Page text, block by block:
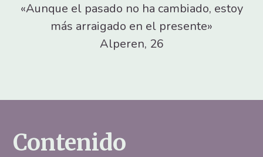
«Aunque el pasado no ha cambiado, estoy
más arraigado en el presente»
Alperen, 26
Contenido